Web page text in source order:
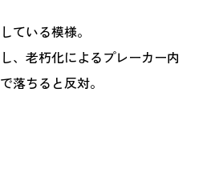
ている模様。
、老朽化によるプレーカー内
落ちると反対。